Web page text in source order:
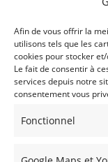
Afin de vous offrir la
utilisons tels que les
cookies pour stocker
Le fait de consentir à
services depuis notre
consentement vous
Fonctionnel
MARCHÉ
NEEM
PHOTOS
VOSGES